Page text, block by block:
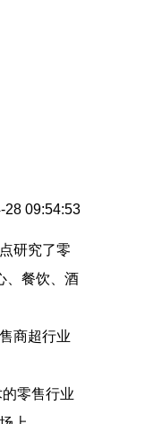
28 09:54:53
研究了零
、餐饮、酒
商超行业
零售行业